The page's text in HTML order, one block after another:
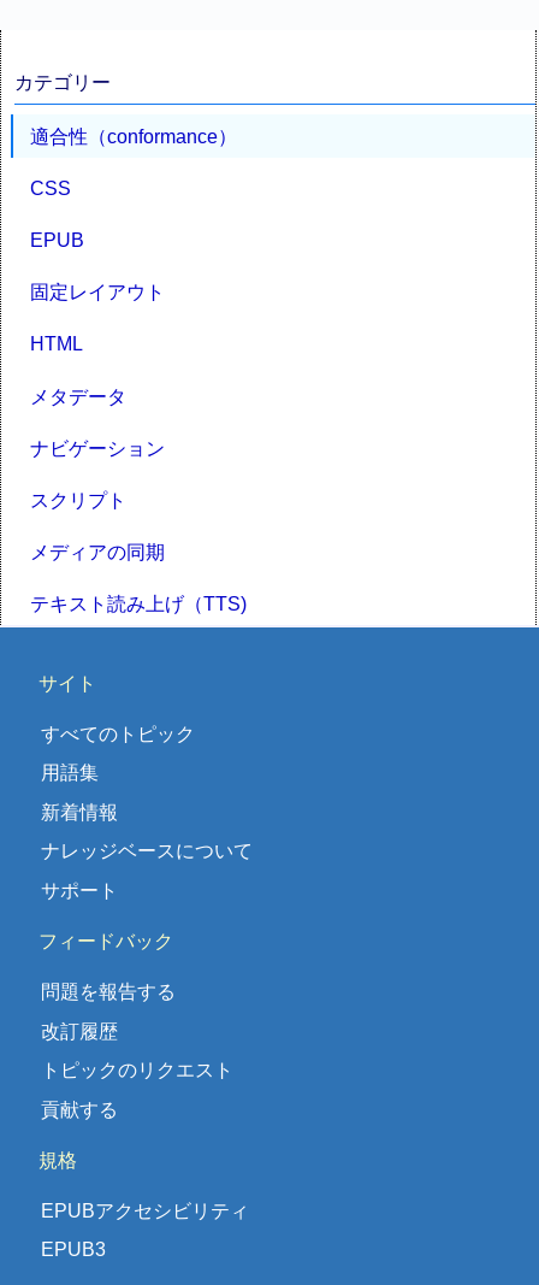
カテゴリー
適合性（conformance）
CSS
EPUB
固定レイアウト
HTML
メタデータ
ナビゲーション
スクリプト
メディアの同期
テキスト読み上げ（TTS)
サイト
すべてのトピック
用語集
新着情報
ナレッジベースについて
サポート
フィードバック
問題を報告する
改訂履歴
トピックのリクエスト
貢献する
規格
EPUBアクセシビリティ
EPUB3